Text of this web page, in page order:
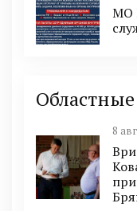
МО
8